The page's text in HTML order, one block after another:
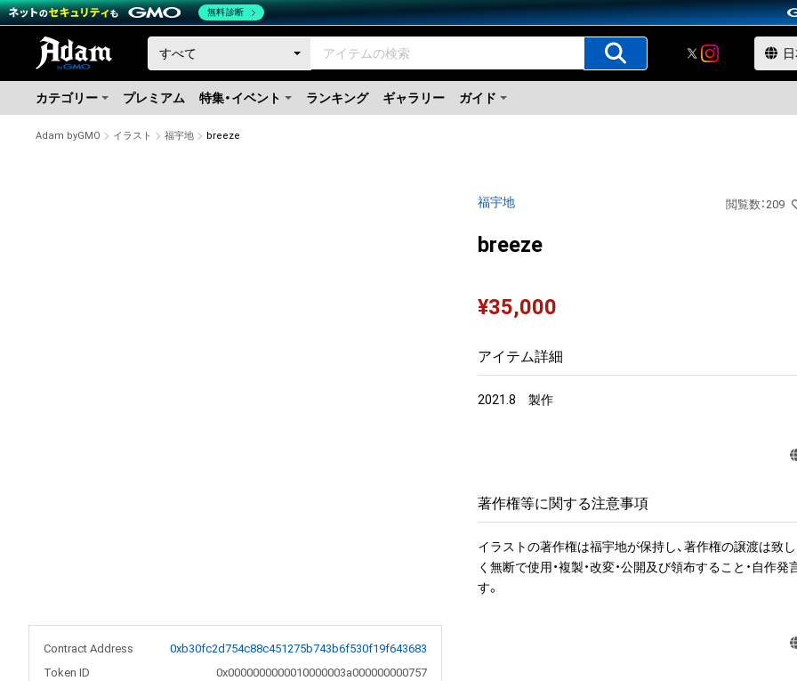
カテゴリー プレミアム 特集・イベント ランキング ギャラリー ガイド
Adam byGMO イラスト 福宇地 breeze
Contract Address
0xb30fc2d754c88c451275b743b6f530f19f643683
Token ID
0x0000000000010000003a000000000757
福宇地 閲覧数 ： 209
breeze
¥35,000
アイテム詳細
2021.8　製作
著作権等に関する注意事項
イラストの著作権は福宇地が保持し、著作権の譲渡は致
く無断で使用・複製・改変・公開及び領布すること・自作
す。
無料診断